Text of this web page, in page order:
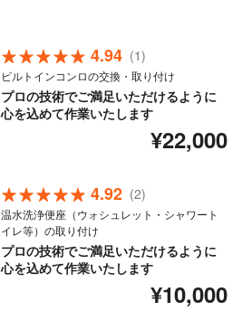
4.94 (1)
ビルトインコンロの交換・取り付け
プロの技術でご満足いただけるように
心を込めて作業いたします
¥22,000
4.92 (2)
温水洗浄便座（ウォシュレット・シャワート
イレ等）の取り付け
プロの技術でご満足いただけるように
心を込めて作業いたします
¥10,000